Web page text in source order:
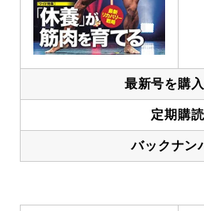
最新号を購
定期購読
バックナン